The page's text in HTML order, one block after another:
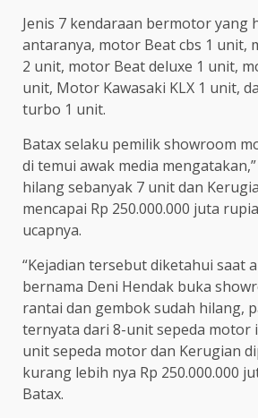
Jenis 7 kendaraan bermotor yang
antaranya, motor Beat cbs 1 unit,
2 unit, motor Beat deluxe 1 unit,
unit, Motor Kawasaki KLX 1 unit,
turbo 1 unit.
Batax selaku pemilik showroom
di temui awak media
hilang sebanyak 7 unit dan
mencapai Rp 250.000.000 juta
ucapnya.
“Kejadian tersebut diketahui saat
bernama Deni Hendak buka
rantai dan gembok sudah hilang,
ternyata dari 8-unit sepeda motor
unit sepeda motor dan Kerugian
kurang lebih nya Rp 250.000.000
Batax.